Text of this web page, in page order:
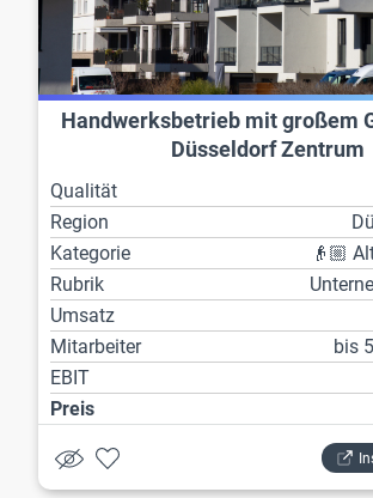
Handwerksbetrieb mit großem
Düsseldorf Zentrum
Qualität
Region
Kategorie
👴🏼
Rubrik
Umsatz
Mitarbeiter
bis
EBIT
Preis